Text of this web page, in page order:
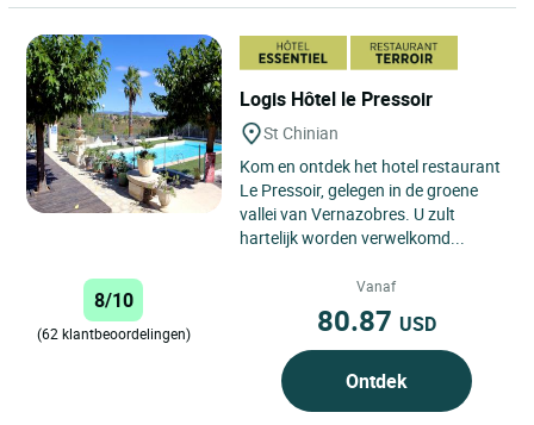
Logis Hôtel le Pressoir
St Chinian
Kom en ontdek het hotel restaurant
Le Pressoir, gelegen in de groene
vallei van Vernazobres. U zult
hartelijk worden verwelkomd...
8/10
(62 klantbeoordelingen)
Vanaf
80.87 USD
Ontdek